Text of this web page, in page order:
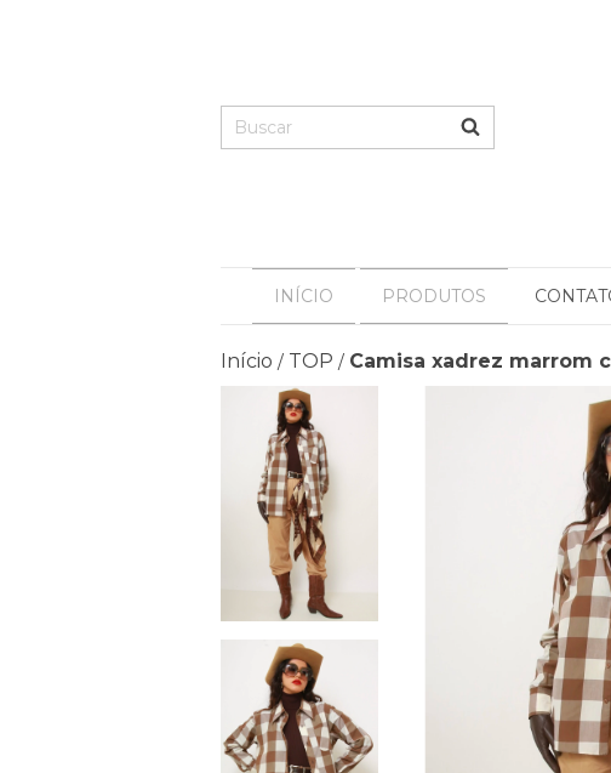
INÍCIO PRODUTOS
Início / TOP / Camisa xadrez marrom